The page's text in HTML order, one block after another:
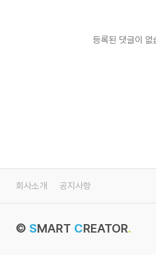
등록된 댓글이 없
회사소개 공지사항
© SMART CREATOR.